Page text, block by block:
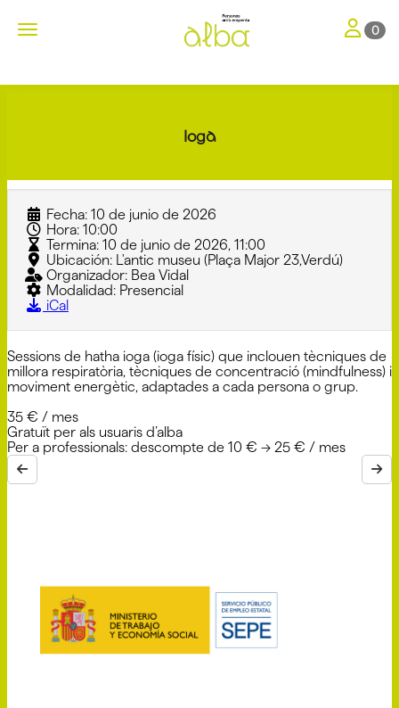
Toggle navigation Toggle
0
Ioga
Fecha: 10 de junio de 2026
Hora: 10:00
Termina: 10 de junio de 2026, 11:00
Ubicación:
L'antic museu (Plaça Major 23,Verdú)
Organizador: Bea Vidal
Modalidad: Presencial
iCal
Sessions de hatha ioga (ioga físic) que inclouen tècniques de
millora respiratòria, tècniques de concentració (mindfulness) i
moviment energètic, adaptades a cada persona o grup.
35 € / mes
Gratuït per als usuaris d’alba
Per a professionals: descompte de 10 € → 25 € / mes